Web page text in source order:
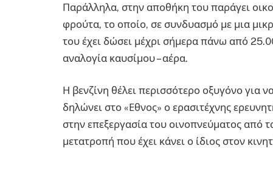
Παράλληλα, στην αποθήκη του παράγει
φρούτα, το οποίο, σε συνδυασμό με μια
του έχει δώσει μέχρι σήμερα πάνω από
αναλογία καυσίμου – αέρα.
Η βενζίνη θέλει περισσότερο οξυγόνο για
δηλώνει στο «Εθνος» ο ερασιτέχνης
στην επεξεργασία του οινοπνεύματος από
μετατροπή που έχει κάνει ο ίδιος στον